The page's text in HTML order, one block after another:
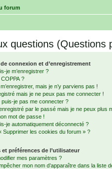
forum
questions (Questions
connexion et d’enregistrement
je m’enregistrer ?
?
mais je n’y parviens pas !
mais je ne peux pas me connecter !
puis-je pas me connecter ?
par le passé mais je ne peux plus
mot de passe !
je automatiquement déconnecté ?
Supprimer les cookies du forum » ?
et préférences de l’utilisateur
mes paramètres ?
mon nom d’apparaître dans la liste